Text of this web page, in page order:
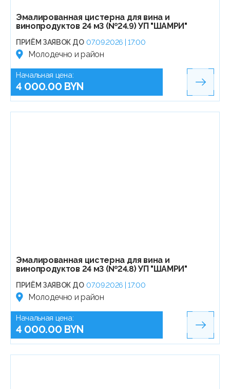
Эмалированная цистерна для вина и
винопродуктов 24 м3 (№24.9) УП "ШАМРИ"
ПРИЁМ ЗАЯВОК ДО 07.09.2026 | 17:00
Молодечно и район
Начальная цена:
4 000.00 BYN
Эмалированная цистерна для вина и
винопродуктов 24 м3 (№24.8) УП "ШАМРИ"
ПРИЁМ ЗАЯВОК ДО 07.09.2026 | 17:00
Молодечно и район
Начальная цена:
4 000.00 BYN